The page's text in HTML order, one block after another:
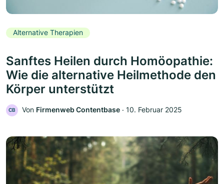
Alternative Therapien
Sanftes Heilen durch Homöopathie:
Wie die alternative Heilmethode den
Körper unterstützt
CB Von Firmenweb Contentbase ‧ 10. Februar 2025